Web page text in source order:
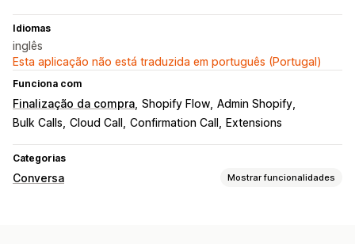
Idiomas
inglês
Esta aplicação não está traduzida em português (Portugal)
Funciona com
Finalização da compra Shopify Flow Admin Shopify
Bulk Calls Cloud Call Confirmation Call Extensions
Categorias
Conversa Mostrar funcionalidades